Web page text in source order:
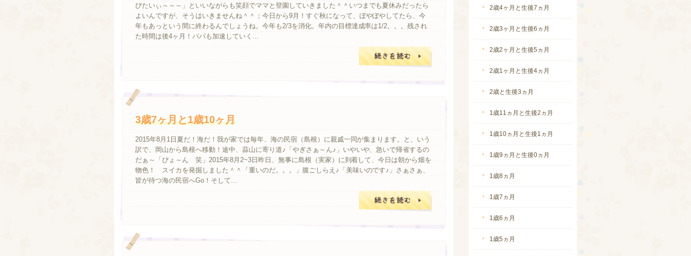
びたいぃ～～～」といいながらも笑顔でママと登園していきました＾＾いつまでも夏休みだったら
よいんですが、そうはいきませんね＾＾；今日から9月！すぐ秋になって、ぼやぼやしてたら、今
年もあっという間に終わるんでしょうね。今年も2/3を消化。年内の目標達成率は1/2。。。残され
た時間は後4ヶ月！パパも加速していく...
続きを読む
3歳7ヶ月と1歳10ヶ月
2015年8月1日夏だ！海だ！我が家では毎年、海の民宿（島根）に親戚一同が集まります。と、いう
訳で、岡山から島根へ移動！途中、蒜山に寄り道♪「やぎさぁ～ん♪」いやいや、急いで帰省するの
だぁ～「ぴょ～ん 笑」2015年8月2~3日昨日、無事に島根（実家）に到着して、今日は朝から畑を
物色！ スイカを発掘しました＾＾「重いのだ。。。」腹ごしらえ♪「美味いのです♪」さぁさぁ、
皆が待つ海の民宿へGo！そして...
続きを読む
2歳4ヶ月と生後7ヵ月
2歳3ヶ月と生後6ヵ月
2歳2ヶ月と生後5ヵ月
2歳1ヶ月と生後4ヵ月
2歳と生後3ヵ月
1歳11ヵ月と生後2ヵ月
1歳10ヵ月と生後1ヵ月
1歳9ヵ月と生後0ヵ月
1歳8ヵ月
1歳7ヵ月
1歳6ヵ月
1歳5ヵ月